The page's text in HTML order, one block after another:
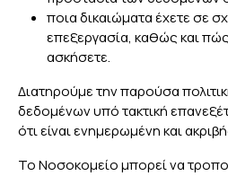
ποια δικαιώματα έχετε σε
επεξεργασία, καθώς και
ασκήσετε.
Διατηρούμε την παρούσα
δεδομένων υπό τακτική
ότι είναι ενημερωμένη και
Το Νοσοκομείο μπορεί να